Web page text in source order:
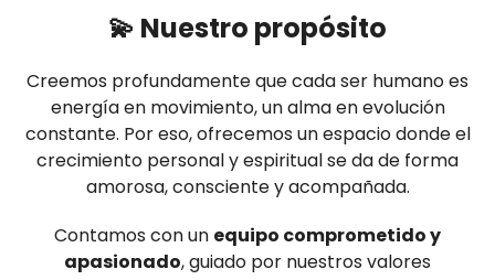
💫 Nuestro propósito
Creemos profundamente que cada ser humano es
energía en movimiento, un alma en evolución
constante. Por eso, ofrecemos un espacio donde el
crecimiento personal y espiritual se da de forma
amorosa, consciente y acompañada.
Contamos con un equipo comprometido y
apasionado, guiado por nuestros valores